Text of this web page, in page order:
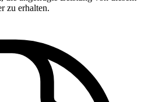
zu erhalten.